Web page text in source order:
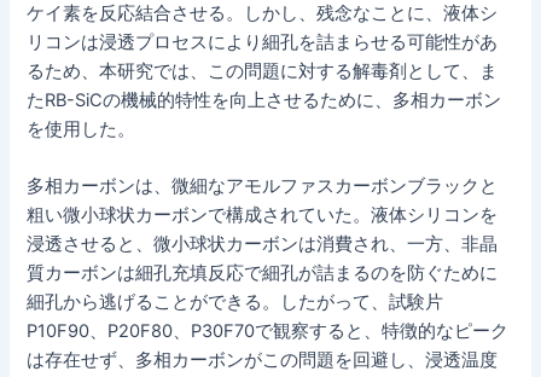
ケイ素を反応結合させる。しかし、残念なことに、液体シ
リコンは浸透プロセスにより細孔を詰まらせる可能性があ
るため、本研究では、この問題に対する解毒剤として、ま
たRB-SiCの機械的特性を向上させるために、多相カーボン
を使用した。
多相カーボンは、微細なアモルファスカーボンブラックと
粗い微小球状カーボンで構成されていた。液体シリコンを
浸透させると、微小球状カーボンは消費され、一方、非晶
質カーボンは細孔充填反応で細孔が詰まるのを防ぐために
細孔から逃げることができる。したがって、試験片
P10F90、P20F80、P30F70で観察すると、特徴的なピーク
は存在せず、多相カーボンがこの問題を回避し、浸透温度